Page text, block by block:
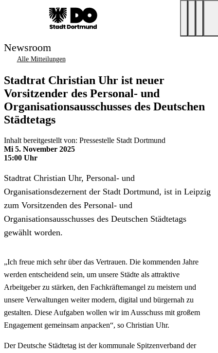
Newsroom
Alle Mitteilungen
Stadtrat Christian Uhr ist neuer
Vorsitzender des Personal- und
Organisationsausschusses des Deutschen
Städtetags
Inhalt bereitgestellt von: Pressestelle Stadt Dortmund
Mi 5. November 2025
15:00 Uhr
Stadtrat Christian Uhr, Personal- und
Organisationsdezernent der Stadt Dortmund, ist in Leipzig
zum Vorsitzenden des Personal- und
Organisationsausschusses des Deutschen Städtetags
gewählt worden.
„Ich freue mich sehr über das Vertrauen. Die kommenden Jahre
werden entscheidend sein, um unsere Städte als attraktive
Arbeitgeber zu stärken, den Fachkräftemangel zu meistern und
unsere Verwaltungen weiter modern, digital und bürgernah zu
gestalten. Diese Aufgaben wollen wir im Ausschuss mit großem
Engagement gemeinsam anpacken“, so Christian Uhr.
Der Deutsche Städtetag ist der kommunale Spitzenverband der